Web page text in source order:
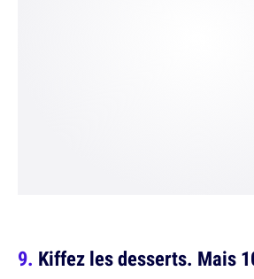
Kiffez les desserts. Mais